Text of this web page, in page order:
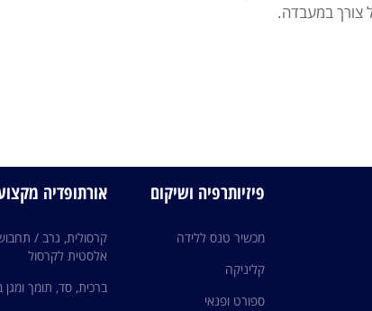
צורך במעבדה.
פיזיותרפיה ושיקום
מכשיר טנס ללידה
קליניקה
ספורט ופנאי
אורתופדיה
קרסולית, גרב /
אלסטית לקרסול
ברכית, סד, תומך ומגן